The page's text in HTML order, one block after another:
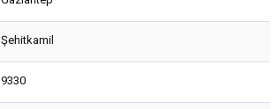
Şehitkamil
9330